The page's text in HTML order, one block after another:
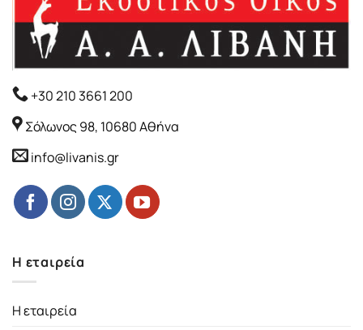
+30 210 3661 200
Σόλωνος 98, 10680 Αθήνα
info@livanis.gr
Η εταιρεία
Η εταιρεία